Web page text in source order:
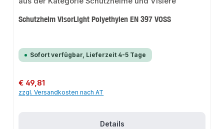
Schutzhelm VisorLight Polyethylen EN 397 VOSS
Sofort verfügbar, Lieferzeit 4-5 Tage
Regulärer Preis:
€ 49,81
zzgl. Versandkosten nach AT
Details